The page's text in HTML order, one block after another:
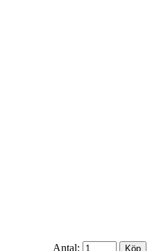
Antal: